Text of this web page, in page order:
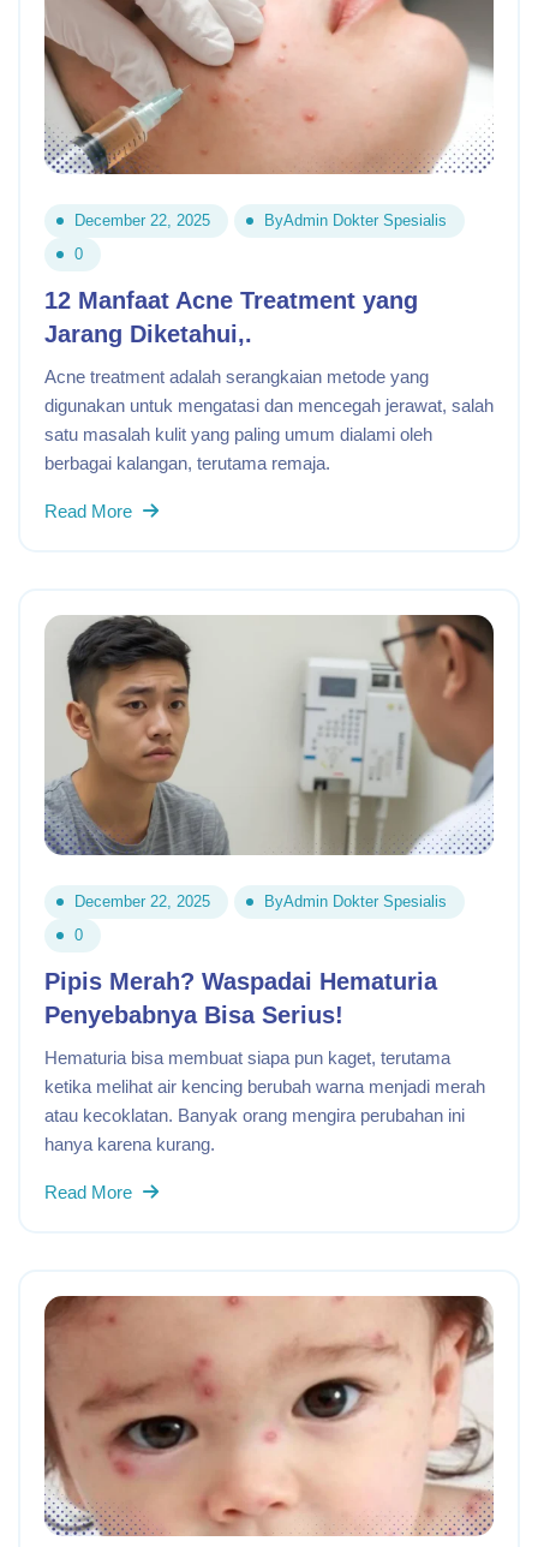
December 22, 2025 ByAdmin Dokter Spesialis
0
12 Manfaat Acne Treatment yang
Jarang Diketahui,.
Acne treatment adalah serangkaian metode yang
digunakan untuk mengatasi dan mencegah jerawat, salah
satu masalah kulit yang paling umum dialami oleh
berbagai kalangan, terutama remaja.
Read More
December 22, 2025 ByAdmin Dokter Spesialis
0
Pipis Merah? Waspadai Hematuria
Penyebabnya Bisa Serius!
Hematuria bisa membuat siapa pun kaget, terutama
ketika melihat air kencing berubah warna menjadi merah
atau kecoklatan. Banyak orang mengira perubahan ini
hanya karena kurang.
Read More